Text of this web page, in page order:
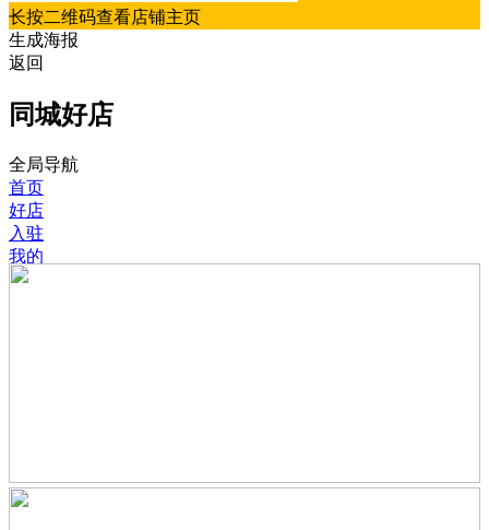
长按二维码查看店铺主页
生成海报
返回
同城好店
全局导航
首页
好店
入驻
我的